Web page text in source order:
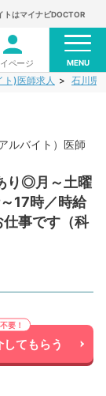
トはマイナビDOCTOR
ページ MENU
ト)医師求人 石川県
ルバイト）医師
り◎月～土曜
17時／時給
事です（科
てもらう